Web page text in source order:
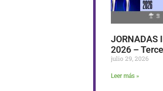
JORNADAS
2026 –
julio 29, 2026
Leer más »